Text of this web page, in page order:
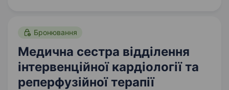
Бронювання
Медична сестра відділення
інтервенційної кардіології та
реперфузійної терапії